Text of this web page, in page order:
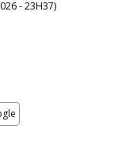
- 23H37)